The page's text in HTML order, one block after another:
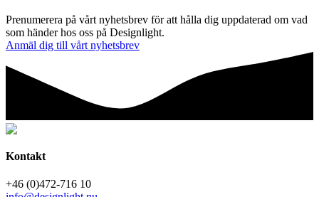
Prenumerera på vårt nyhetsbrev för att hålla dig uppdaterad om vad
som händer hos oss på Designlight.
Anmäl dig till vårt nyhetsbrev
Kontakt
+46 (0)472-716 10